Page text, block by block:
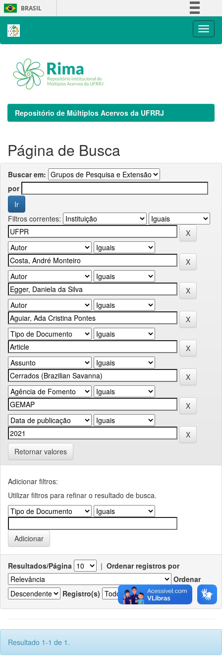
Skip
navigation
BRASIL
Repositório de Múltiplos Acervos da UFRRJ
Página de Busca
Buscar em:
por
Filtros correntes:
Retornar valores
Adicionar filtros:
Utilizar filtros para refinar o resultado de busca.
Resultados/Página | Ordenar registros por
Ordenar
Registro(s)
Resultado 1-1 de 1.